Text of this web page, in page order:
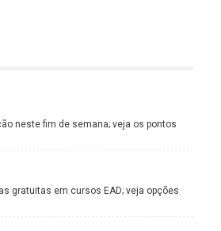
neste fim de semana; veja os pontos
gratuitas em cursos EAD; veja opções